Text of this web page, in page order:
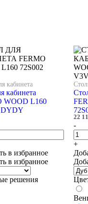
кабинета
кабинета
WOOD L160
DYDY
в избранное
в избранное
решения
22
-
+